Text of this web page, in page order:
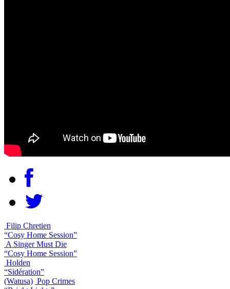
Filip Chretien
“Cosy Home Session”
A Singer Must Die
“Cosy Home Session”
Holden
“Sidération”
(Watusa) Pop Crimes